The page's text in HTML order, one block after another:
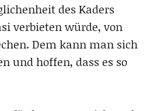
des Kaders
verbieten würde, von
Dem kann man sich
und hoffen, dass es so